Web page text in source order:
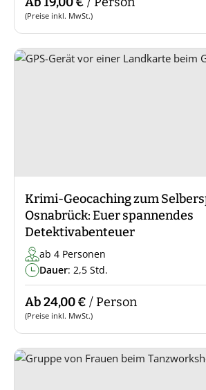
(Preise inkl. MwSt.)
Krimi-Geocaching zum
Osnabrück: Euer spannendes
Detektivabenteuer
ab 4 Personen
Dauer: 2,5 Std.
Ab 24,00 € / Person
(Preise inkl. MwSt.)